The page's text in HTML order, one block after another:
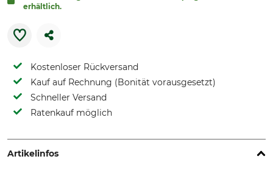
erhältlich.
Kostenloser Rückversand
Kauf auf Rechnung (Bonität vorausgesetzt)
Schneller Versand
Ratenkauf möglich
Artikelinfos